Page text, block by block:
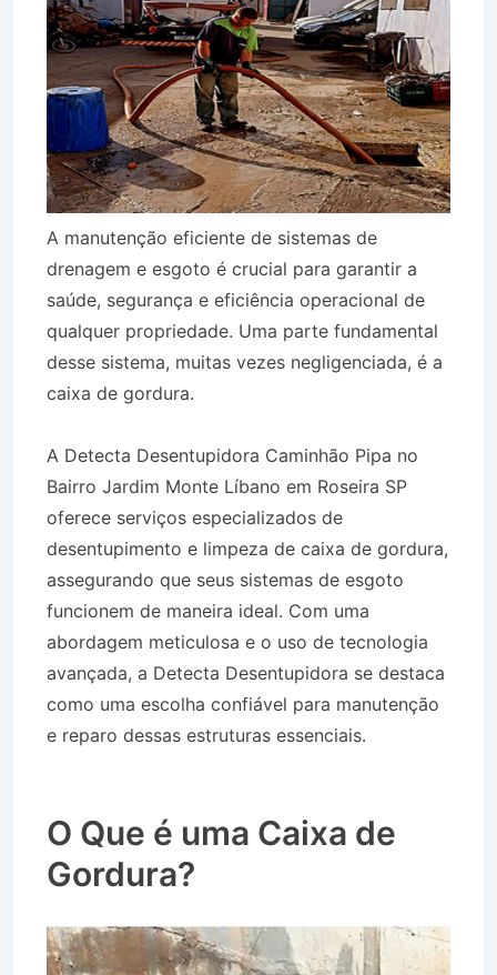
A manutenção eficiente de sistemas de
drenagem e esgoto é crucial para garantir a
saúde, segurança e eficiência operacional de
qualquer propriedade. Uma parte fundamental
desse sistema, muitas vezes negligenciada, é a
caixa de gordura.
A Detecta Desentupidora Caminhão Pipa no
Bairro Jardim Monte Líbano em Roseira SP
oferece serviços especializados de
desentupimento e limpeza de caixa de gordura,
assegurando que seus sistemas de esgoto
funcionem de maneira ideal. Com uma
abordagem meticulosa e o uso de tecnologia
avançada, a Detecta Desentupidora se destaca
como uma escolha confiável para manutenção
e reparo dessas estruturas essenciais.
O Que é uma Caixa de
Gordura?